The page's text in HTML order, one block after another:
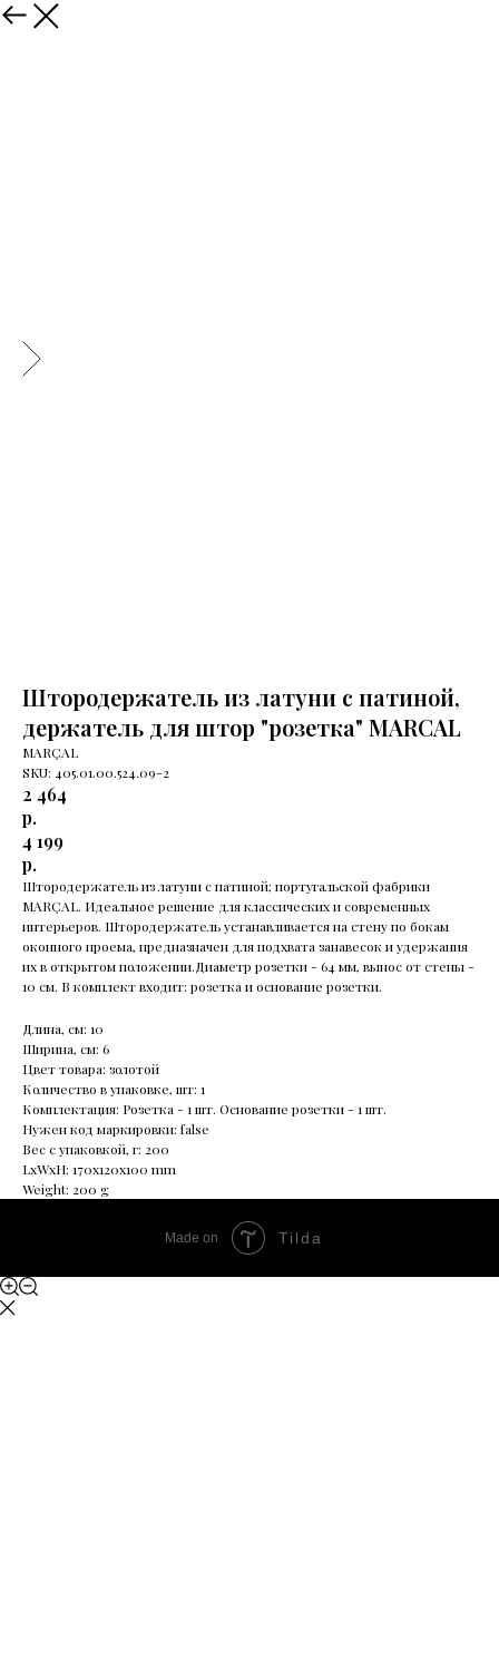
Штородержатель из латуни с патиной,
держатель для штор "розетка" MARCAL
MARÇAL
SKU: 405.01.00.524.09-2
2 464
р.
4 199
р.
Штородержатель из латуни с патиной; португальской фабрики
MARÇAL. Идеальное решение для классических и современных
интерьеров. Штородержатель устанавливается на стену по бокам
оконного проема, предназначен для подхвата занавесок и удержания
их в открытом положении.Диаметр розетки - 64 мм, вынос от стены -
10 см. В комплект входит: розетка и основание розетки.
Длина, см: 10
Ширина, см: 6
Цвет товара: золотой
Количество в упаковке, шт: 1
Комплектация: Розетка - 1 шт. Основание розетки - 1 шт.
Нужен код маркировки: false
Вес с упаковкой, г: 200
LxWxH: 170x120x100 mm
Weight: 200 g
Made on Tilda